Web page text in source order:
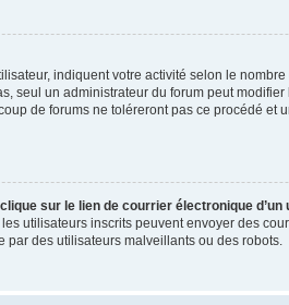
indiquent votre activité selon le
seul un administrateur du forum peut
de forums ne toléreront pas ce procédé
sur le lien de courrier électronique d’un
utilisateurs inscrits peuvent envoyer des
des utilisateurs malveillants ou des robots.